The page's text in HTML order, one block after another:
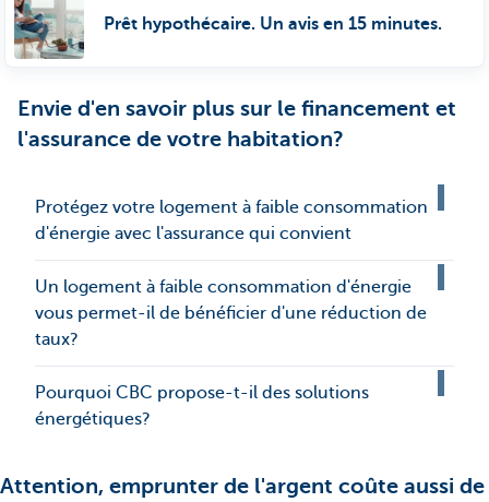
Prêt hypothécaire. Un avis en 15 minutes.
Envie d'en savoir plus sur le financement et
l'assurance de votre habitation?
Protégez votre logement à faible consommation
d'énergie avec l'assurance qui convient
Un logement à faible consommation d'énergie
vous permet-il de bénéficier d'une réduction de
taux?
Pourquoi CBC propose-t-il des solutions
énergétiques?
Attention, emprunter de l'argent coûte aussi de